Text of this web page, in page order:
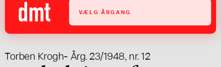
VÆLG ÅRGANG
Torben Krogh- Årg. 23/1948, nr. 12